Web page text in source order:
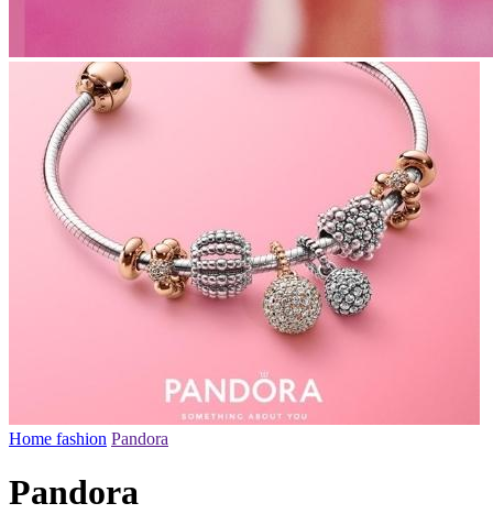
Home fashion Pandora
Pandora